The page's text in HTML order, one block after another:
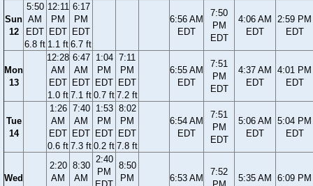
Sun
12
5:50
AM
EDT
6.8 ft
12:11
PM
EDT
1.1 ft
6:17
PM
EDT
6.7 ft
6:56 AM
EDT
7:50
PM
EDT
4:06 AM
EDT
2:59 PM
EDT
Mon
13
12:28
AM
EDT
1.0 ft
6:47
AM
EDT
7.1 ft
1:04
PM
EDT
0.7 ft
7:11
PM
EDT
7.2 ft
6:55 AM
EDT
7:51
PM
EDT
4:37 AM
EDT
4:01 PM
EDT
Tue
14
1:26
AM
EDT
0.6 ft
7:40
AM
EDT
7.3 ft
1:53
PM
EDT
0.2 ft
8:02
PM
EDT
7.8 ft
6:54 AM
EDT
7:51
PM
EDT
5:06 AM
EDT
5:04 PM
EDT
Wed
2:20
AM
8:30
AM
2:40
PM
8:50
PM
6:53 AM
7:52
5:35 AM 6:09 PM